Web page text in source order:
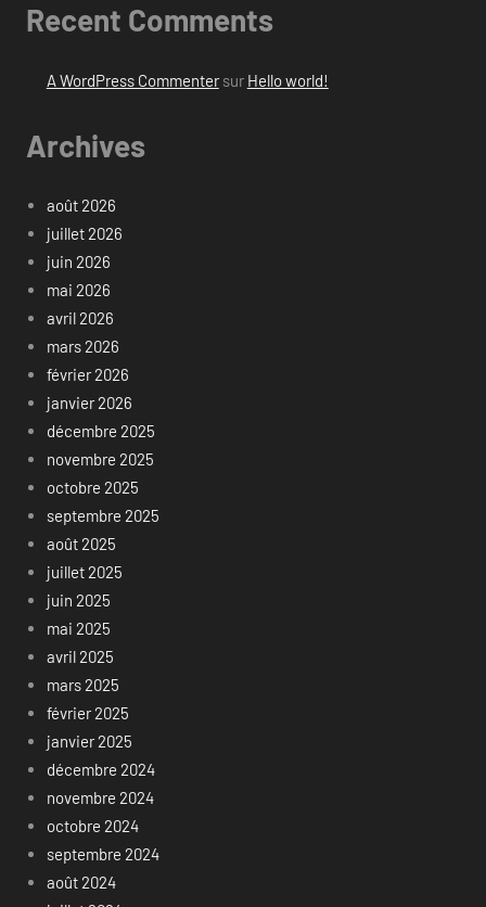
Recent Comments
A WordPress Commentersur Hello world!
Archives
août 2026
juillet 2026
juin 2026
mai 2026
avril 2026
mars 2026
février 2026
janvier 2026
décembre 2025
novembre 2025
octobre 2025
septembre 2025
août 2025
juillet 2025
juin 2025
mai 2025
avril 2025
mars 2025
février 2025
janvier 2025
décembre 2024
novembre 2024
octobre 2024
septembre 2024
août 2024